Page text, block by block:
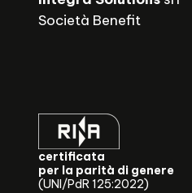
Società Benefit
certificata
per la parità di genere
(UNI/PdR 125:2022)